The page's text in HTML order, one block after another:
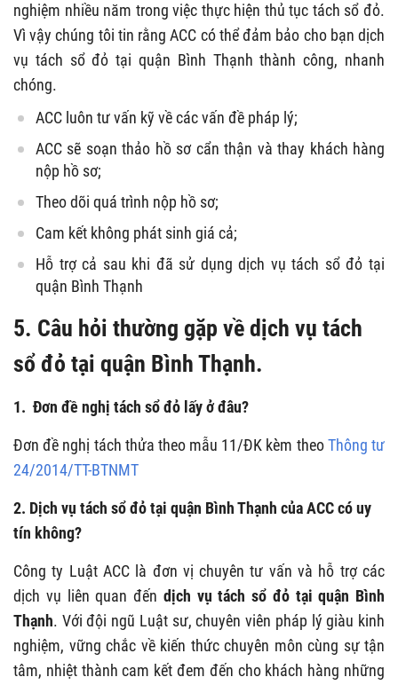
nghiệm nhiều năm trong việc thực hiện thủ tục tách sổ đỏ.
Vì vậy chúng tôi tin rằng ACC có thể đảm bảo cho bạn dịch
vụ tách sổ đỏ tại quận Bình Thạnh thành công, nhanh
chóng.
ACC luôn tư vấn kỹ về các vấn đề pháp lý;
ACC sẽ soạn thảo hồ sơ cẩn thận và thay khách hàng
nộp hồ sơ;
Theo dõi quá trình nộp hồ sơ;
Cam kết không phát sinh giá cả;
Hỗ trợ cả sau khi đã sử dụng dịch vụ tách sổ đỏ tại
quận Bình Thạnh
5. Câu hỏi thường gặp về dịch vụ tách
sổ đỏ tại quận Bình Thạnh.
1. Đơn đề nghị tách sổ đỏ lấy ở đâu?
Đơn đề nghị tách thửa theo mẫu 11/ĐK kèm theoThông tư
24/2014/TT-BTNMT
2. Dịch vụ tách sổ đỏ tại quận Bình Thạnh của ACC có uy
tín không?
Công ty Luật ACC là đơn vị chuyên tư vấn và hỗ trợ các
dịch vụ liên quan đến dịch vụ tách sổ đỏ tại quận Bình
Thạnh. Với đội ngũ Luật sư, chuyên viên pháp lý giàu kinh
nghiệm, vững chắc về kiến thức chuyên môn cùng sự tận
tâm, nhiệt thành cam kết đem đến cho khách hàng những